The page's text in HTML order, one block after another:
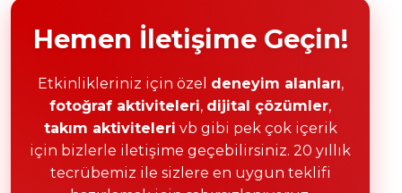
Hemen İletişime Geçin!
Etkinlikleriniz için özel deneyim alanları,
fotoğraf aktiviteleri, dijital çözümler,
takım aktiviteleri vb gibi pek çok içerik
için bizlerle iletişime geçebilirsiniz. 20 yıllık
tecrübemiz ile sizlere en uygun teklifi